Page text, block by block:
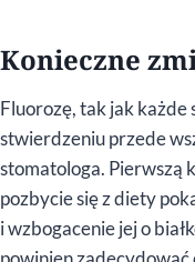
Konieczne
Fluorozę, tak jak każde
stwierdzeniu przede
stomatologa. Pierwszą
pozbycie się z diety
i wzbogacenie jej o